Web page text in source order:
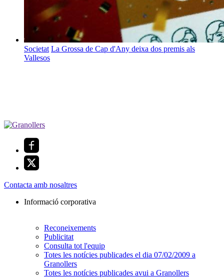
Societat La Grossa de Cap d'Any deixa dos premis als
Vallesos
Contacta amb nosaltres
Informació corporativa
Reconeixements
Publicitat
Consulta tot l'equip
Totes les notícies publicades el dia 07/02/2009 a
Granollers
Totes les notícies publicades avui a Granollers